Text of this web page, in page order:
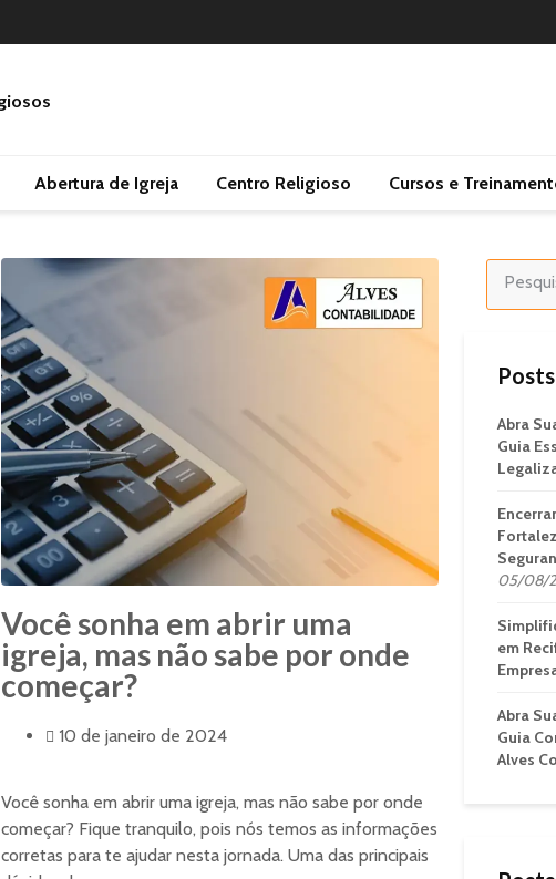
Abertura de Igreja Centro Religioso Cursos e
Você sonha em abrir uma
igreja, mas não sabe por onde
começar?
10 de janeiro de 2024
Você sonha em abrir uma igreja, mas não sabe por onde
começar? Fique tranquilo, pois nós temos as informações
corretas para te ajudar nesta jornada. Uma das principais
Abra
Guia
05/08/
em
Abra
Guia
Alves